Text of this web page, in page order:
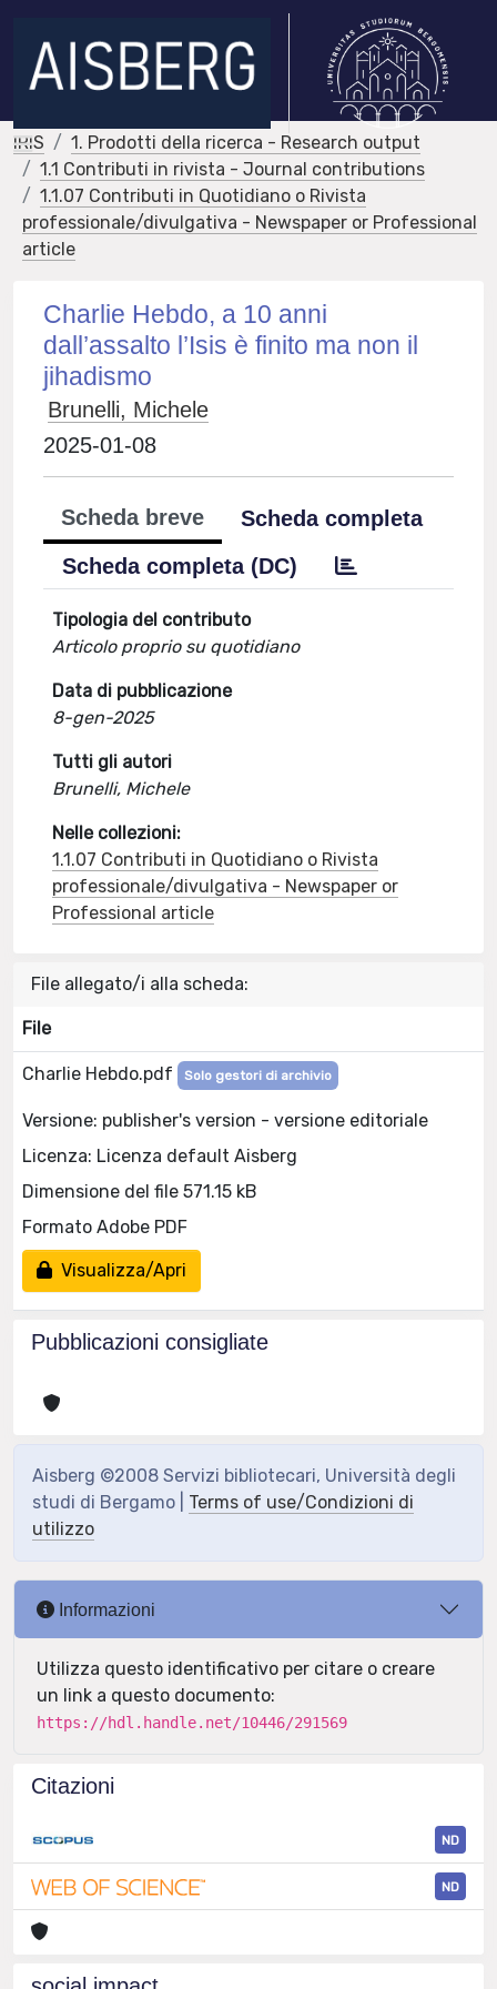
IRIS
1. Prodotti della ricerca - Research output
1.1 Contributi in rivista - Journal contributions
1.1.07 Contributi in Quotidiano o Rivista
professionale/divulgativa - Newspaper or Professional
article
Charlie Hebdo, a 10 anni
dall’assalto l’Isis è finito ma non il
jihadismo
Brunelli, Michele
2025-01-08
Scheda breve
Scheda completa
Scheda completa (DC)
Tipologia del contributo
Articolo proprio su quotidiano
Data di pubblicazione
8-gen-2025
Tutti gli autori
Brunelli, Michele
Nelle collezioni:
1.1.07 Contributi in Quotidiano o Rivista
professionale/divulgativa - Newspaper or
Professional article
File allegato/i alla scheda:
File
Charlie Hebdo.pdf Solo gestori di archivio
Versione: publisher's version - versione editoriale
Licenza: Licenza default Aisberg
Dimensione del file 571.15 kB
Formato Adobe PDF
Visualizza/Apri
Pubblicazioni consigliate
Aisberg ©2008 Servizi bibliotecari, Università degli
studi di Bergamo | Terms of use/Condizioni di
utilizzo
Informazioni
Utilizza questo identificativo per citare o creare
un link a questo documento:
https://hdl.handle.net/10446/291569
Citazioni
ND
ND